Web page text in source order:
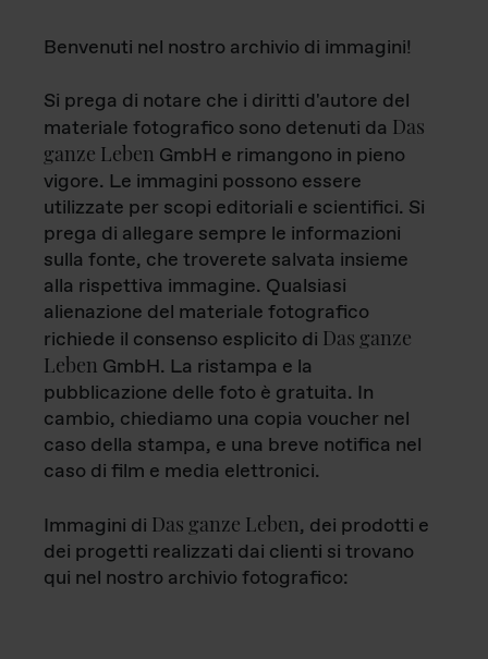
Benvenuti nel nostro archivio di immagini!
Si prega di notare che i diritti d'autore del
materiale fotografico sono detenuti da Das
ganze Leben GmbH e rimangono in pieno
vigore. Le immagini possono essere
utilizzate per scopi editoriali e scientifici. Si
prega di allegare sempre le informazioni
sulla fonte, che troverete salvata insieme
alla rispettiva immagine. Qualsiasi
alienazione del materiale fotografico
richiede il consenso esplicito di Das ganze
Leben GmbH. La ristampa e la
pubblicazione delle foto è gratuita. In
cambio, chiediamo una copia voucher nel
caso della stampa, e una breve notifica nel
caso di film e media elettronici.
Immagini di Das ganze Leben, dei prodotti e
dei progetti realizzati dai clienti si trovano
qui nel nostro archivio fotografico: